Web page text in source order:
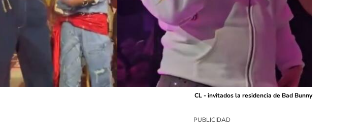
CL - invitados la residencia de Bad Bunny